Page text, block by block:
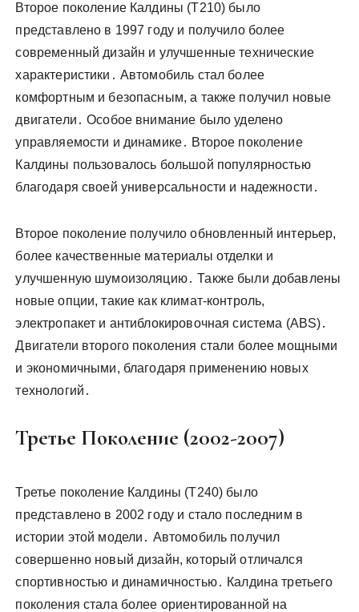
Второе поколение Калдины (T210) было
представлено в 1997 году и получило более
современный дизайн и улучшенные технические
характеристики․ Автомобиль стал более
комфортным и безопасным, а также получил новые
двигатели․ Особое внимание было уделено
управляемости и динамике․ Второе поколение
Калдины пользовалось большой популярностью
благодаря своей универсальности и надежности․
Второе поколение получило обновленный интерьер,
более качественные материалы отделки и
улучшенную шумоизоляцию․ Также были добавлены
новые опции, такие как климат-контроль,
электропакет и антиблокировочная система (ABS)․
Двигатели второго поколения стали более мощными
и экономичными, благодаря применению новых
технологий․
Третье Поколение (2002-2007)
Третье поколение Калдины (T240) было
представлено в 2002 году и стало последним в
истории этой модели․ Автомобиль получил
совершенно новый дизайн, который отличался
спортивностью и динамичностью․ Калдина третьего
поколения стала более ориентированной на